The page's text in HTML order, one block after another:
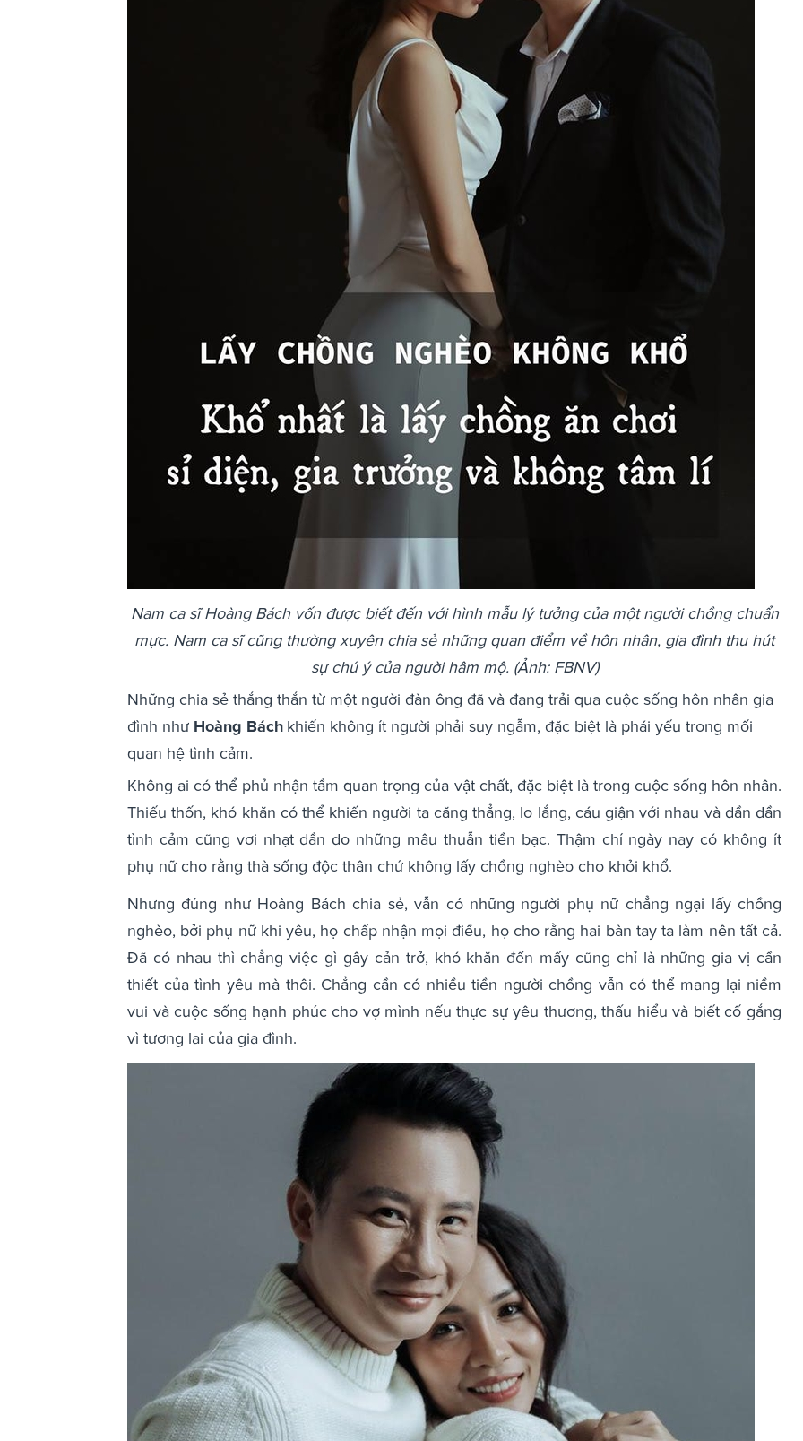
Nam ca sĩ Hoàng Bách vốn được biết đến với hình mẫu lý tưởng của một người chồng chuẩn
mực. Nam ca sĩ cũng thường xuyên chia sẻ những quan điểm về hôn nhân, gia đình thu hút
sự chú ý của người hâm mộ. (Ảnh: FBNV)
Những chia sẻ thắng thắn từ một người đàn ông đã và đang trải qua cuộc sống hôn nhân gia
đình như Hoàng Bách khiến không ít người phải suy ngẫm, đặc biệt là phái yếu trong mối
quan hệ tình cảm.
Không ai có thể phủ nhận tầm quan trọng của vật chất, đặc biệt là trong cuộc sống hôn nhân.
Thiếu thốn, khó khăn có thể khiến người ta căng thẳng, lo lắng, cáu giận với nhau và dần dần
tình cảm cũng vơi nhạt dần do những mâu thuẫn tiền bạc. Thậm chí ngày nay có không ít
phụ nữ cho rằng thà sống độc thân chứ không lấy chồng nghèo cho khỏi khổ.
Nhưng đúng như Hoàng Bách chia sẻ, vẫn có những người phụ nữ chẳng ngại lấy chồng
nghèo, bởi phụ nữ khi yêu, họ chấp nhận mọi điều, họ cho rằng hai bàn tay ta làm nên tất cả.
Đã có nhau thì chẳng việc gì gây cản trở, khó khăn đến mấy cũng chỉ là những gia vị cần
thiết của tình yêu mà thôi. Chẳng cần có nhiều tiền người chồng vẫn có thể mang lại niềm
vui và cuộc sống hạnh phúc cho vợ mình nếu thực sự yêu thương, thấu hiểu và biết cố gắng
vì tương lai của gia đình.